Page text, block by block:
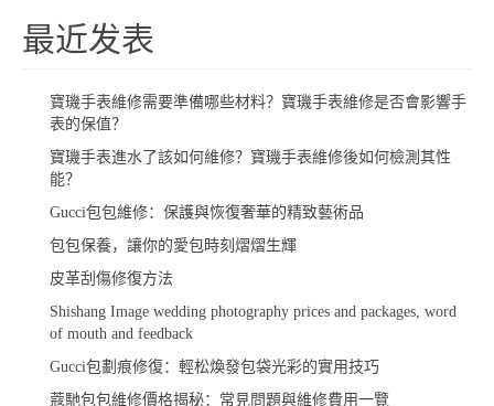
最近发表
​寶璣手表維修需要準備哪些材料？寶璣手表維修是否會影響手
表的保值？
​寶璣手表進水了該如何維修？寶璣手表維修後如何檢測其性
能？
Gucci包包維修：保護與恢復奢華的精致藝術品
包包保養，讓你的愛包時刻熠熠生輝
​皮革刮傷修復方法
Shishang Image wedding photography prices and packages, word
of mouth and feedback
​Gucci包劃痕修復：輕松煥發包袋光彩的實用技巧
蔻馳包包維修價格揭秘：常見問題與維修費用一覽